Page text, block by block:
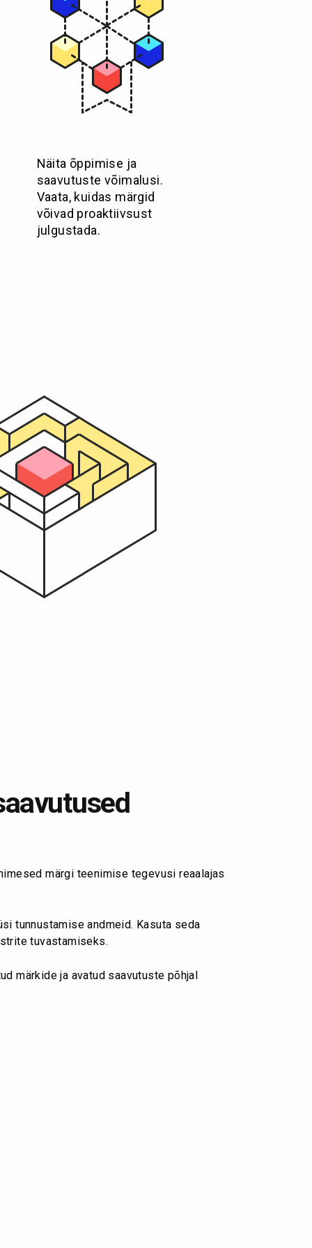
Näita õppimise ja
saavutuste võimalusi.
Vaata, kuidas märgid
võivad proaktiivsust
julgustada.
märgi teenimise tegevusi reaalajas
tunnustamise andmeid. Kasuta seda
tuvastamiseks.
märkide ja avatud saavutuste põhjal